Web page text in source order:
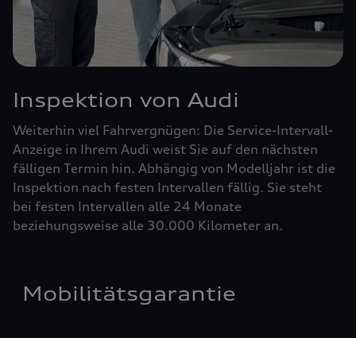
Inspektion von Audi
Weiterhin viel Fahrvergnügen: Die Service-Intervall-
Anzeige in Ihrem Audi weist Sie auf den nächsten
fälligen Termin hin. Abhängig von Modelljahr ist die
Inspektion nach festen Intervallen fällig. Sie steht
bei festen Intervallen alle 24 Monate
beziehungsweise alle 30.000 Kilometer an.
Mobilitätsgarantie